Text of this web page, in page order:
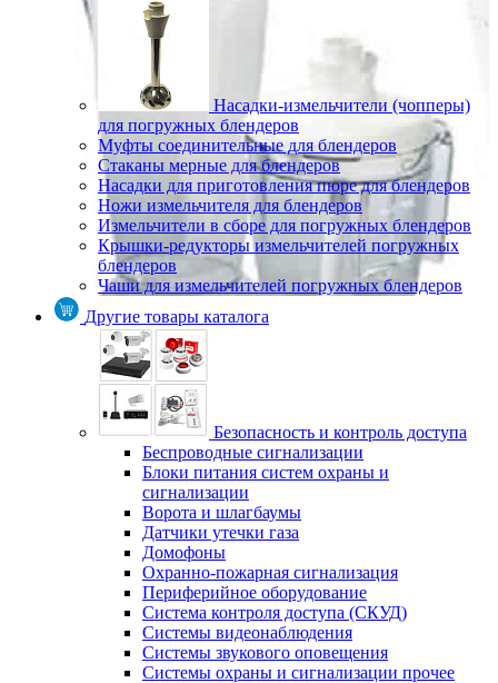
Насадки-измельчители (чопперы)
для погружных блендеров
Муфты соединительные для блендеров
Стаканы мерные для блендеров
Насадки для приготовления пюре для блендеров
Ножи измельчителя для блендеров
Измельчители в сборе для погружных блендеров
Крышки-редукторы измельчителей погружных
блендеров
Чаши для измельчителей погружных блендеров
Другие товары каталога
Безопасность и контроль доступа
Беспроводные сигнализации
Блоки питания систем охраны и
сигнализации
Ворота и шлагбаумы
Датчики утечки газа
Домофоны
Охранно-пожарная сигнализация
Периферийное оборудование
Система контроля доступа (СКУД)
Системы видеонаблюдения
Системы звукового оповещения
Системы охраны и сигнализации прочее